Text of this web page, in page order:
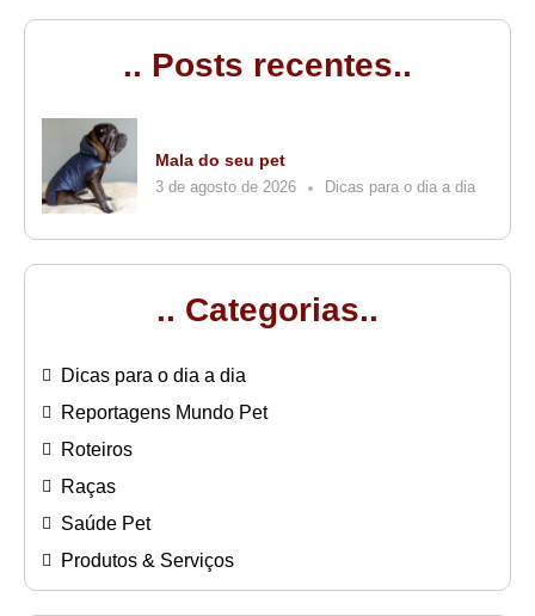
.. Posts recentes..
Mala do seu pet
3 de agosto de 2026 Dicas para o dia a dia
.. Categorias..
Dicas para o dia a dia
Reportagens Mundo Pet
Roteiros
Raças
Saúde Pet
Produtos & Serviços